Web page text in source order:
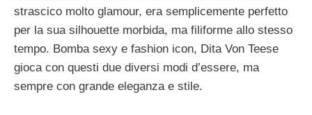
strascico molto glamour, era semplicemente perfetto
per la sua silhouette morbida, ma filiforme allo stesso
tempo. Bomba sexy e fashion icon, Dita Von Teese
gioca con questi due diversi modi d’essere, ma
sempre con grande eleganza e stile.